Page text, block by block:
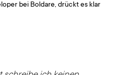
bei Boldare, drückt es klar